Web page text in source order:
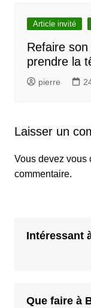
Article invité
Refaire
prendre la
pierre
Laisser un
Vous devez vous
commentaire.
Intéressant
Que faire à